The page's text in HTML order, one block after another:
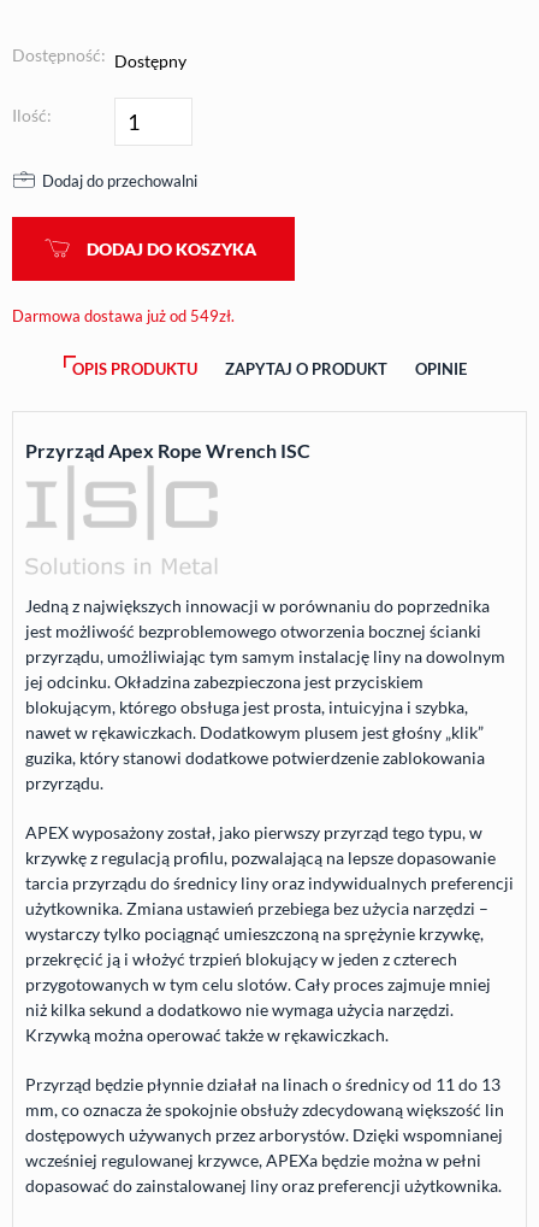
Dostępność: Dostępny
Ilość:
Dodaj do przechowalni
DODAJ DO KOSZYKA
Darmowa dostawa już od 549zł.
OPIS PRODUKTU ZAPYTAJ O PRODUKT OPINIE
Przyrząd Apex Rope Wrench ISC
Jedną z największych innowacji w porównaniu do poprzednika
jest możliwość bezproblemowego otworzenia bocznej ścianki
przyrządu, umożliwiając tym samym instalację liny na dowolnym
jej odcinku. Okładzina zabezpieczona jest przyciskiem
blokującym, którego obsługa jest prosta, intuicyjna i szybka,
nawet w rękawiczkach. Dodatkowym plusem jest głośny „klik”
guzika, który stanowi dodatkowe potwierdzenie zablokowania
przyrządu.
APEXwyposażony został, jako pierwszy przyrząd tego typu, w
krzywkę z regulacją profilu, pozwalającą na lepsze dopasowanie
tarcia przyrządu do średnicy liny oraz indywidualnych preferencji
użytkownika. Zmiana ustawień przebiega bez użycia narzędzi –
wystarczy tylko pociągnąć umieszczoną na sprężynie krzywkę,
przekręcić ją i włożyć trzpień blokujący w jeden z czterech
przygotowanych w tym celu slotów. Cały proces zajmuje mniej
niż kilka sekund a dodatkowo nie wymaga użycia narzędzi.
Krzywką można operować także w rękawiczkach.
Przyrząd będzie płynnie działał na linach o średnicy od 11 do 13
mm, co oznacza że spokojnie obsłuży zdecydowaną większość lin
dostępowych używanych przez arborystów. Dzięki wspomnianej
wcześniej regulowanej krzywce, APEXa będzie można w pełni
dopasować do zainstalowanej liny oraz preferencji użytkownika.